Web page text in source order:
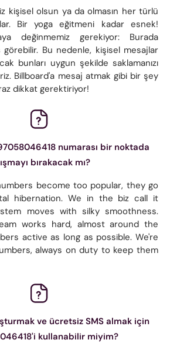
kişisel olsun ya da olmasın her türlü
Bir yoga eğitmeni kadar esnek!
değinmemiz gerekiyor: Burada
görebilir. Bu nedenle, kişisel mesajlar
bunları uygun şekilde saklamanızı
Billboard'a mesaj atmak gibi bir şey
dikkat gerektiriyor!
numarası bir noktada
bırakacak mı?
become too popular, they go
hibernation. We in the biz call it
moves with silky smoothness.
works hard, almost around the
active as long as possible. We're
always on duty to keep them
ve ücretsiz SMS almak için
kullanabilir miyim?